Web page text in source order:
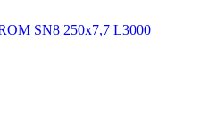
SN8 250x7,7 L3000